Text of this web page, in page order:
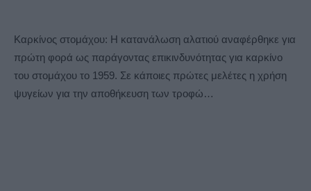
Καρκίνος στομάχου: Η κατανάλωση αλατιού αναφέρθηκε για
πρώτη φορά ως παράγοντας επικινδυνότητας για καρκίνο
του στομάχου το 1959. Σε κάποιες πρώτες μελέτες η χρήση
ψυγείων για την αποθήκευση των τροφώ…